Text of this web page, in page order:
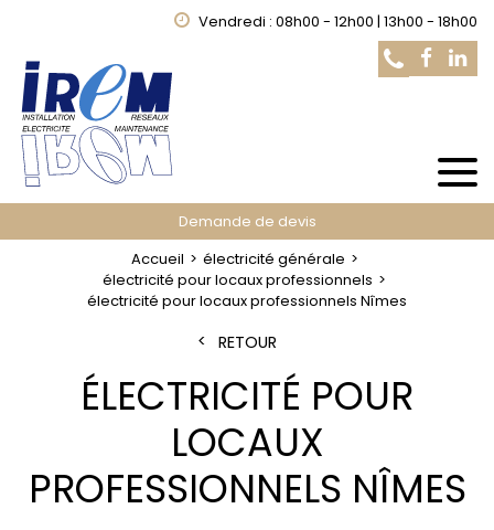
Vendredi : 08h00 - 12h00 | 13h00 - 18h00
Demande de devis
Accueil
électricité générale
électricité pour locaux professionnels
électricité pour locaux professionnels Nîmes
RETOUR
ÉLECTRICITÉ POUR
LOCAUX
PROFESSIONNELS NÎMES